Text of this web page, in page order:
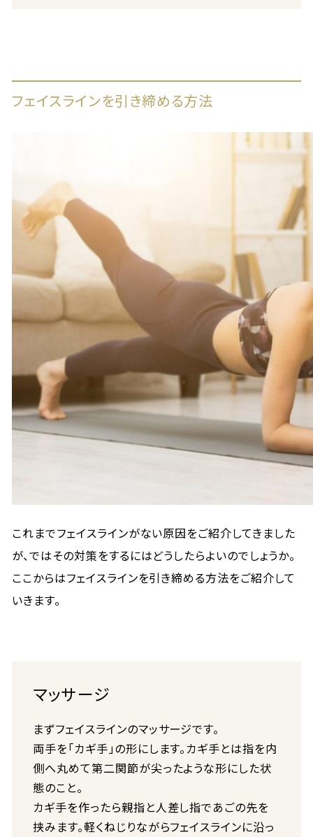
フェイスラインを引き締める方法
これまでフェイスラインがない原因をご紹介してきました
が、ではその対策をするにはどうしたらよいのでしょうか。
ここからはフェイスラインを引き締める方法をご紹介して
いきます。
マッサージ
まずフェイスラインのマッサージです。
両手を「カギ手」の形にします。カギ手とは指を内
側へ丸めて第二関節が尖ったような形にした状
態のこと。
カギ手を作ったら親指と人差し指であごの先を
挟みます。軽くねじりながらフェイスラインに沿っ